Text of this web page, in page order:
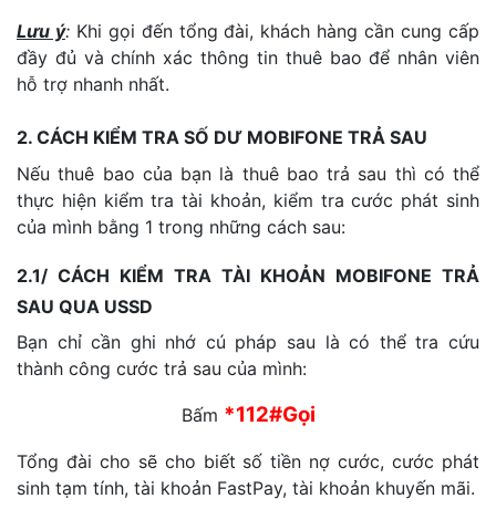
Lưu ý: Khi gọi đến tổng đài, khách hàng cần cung cấp
đầy đủ và chính xác thông tin thuê bao để nhân viên
hỗ trợ nhanh nhất.
2. CÁCH KIỂM TRA SỐ DƯ MOBIFONE TRẢ SAU
Nếu thuê bao của bạn là thuê bao trả sau thì có thể
thực hiện kiểm tra tài khoản, kiểm tra cước phát sinh
của mình bằng 1 trong những cách sau:
2.1/ CÁCH KIỂM TRA TÀI KHOẢN MOBIFONE TRẢ
SAU QUA USSD
Bạn chỉ cần ghi nhớ cú pháp sau là có thể tra cứu
thành công cước trả sau của mình:
Bấm *112#Gọi
Tổng đài cho sẽ cho biết số tiền nợ cước, cước phát
sinh tạm tính, tài khoản FastPay, tài khoản khuyến mãi.